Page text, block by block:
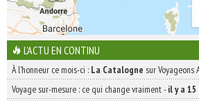
L'ACTU EN CONTINU
À l'honneur ce mois-ci : La Catalogne sur Voyageons
Voyage sur-mesure : ce qui change vraiment-il y a